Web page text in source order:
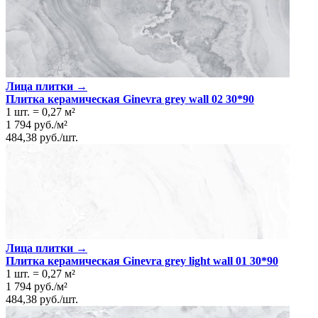
Лица плитки →
Плитка керамическая Ginevra grey wall 02 30*90
1 шт. = 0,27 м²
1 794 руб./м²
484,38 руб./шт.
Лица плитки →
Плитка керамическая Ginevra grey light wall 01 30*90
1 шт. = 0,27 м²
1 794 руб./м²
484,38 руб./шт.